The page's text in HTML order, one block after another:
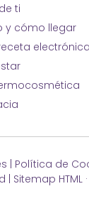
ti
y cómo llegar
electrónica
| Política de
| Sitemap HTML ·